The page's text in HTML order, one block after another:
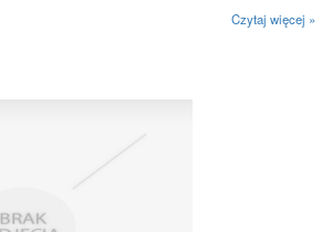
Czytaj więcej »